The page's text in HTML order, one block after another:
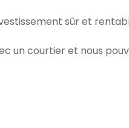
sûr et
un courtier et nous